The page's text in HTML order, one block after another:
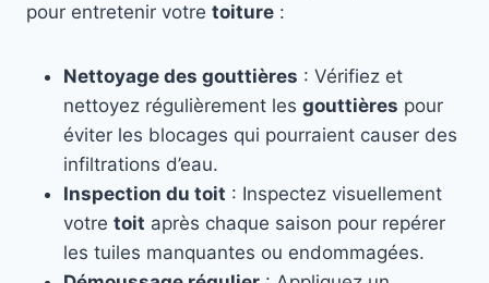
pour entretenir votre toiture :
Nettoyage des gouttières : Vérifiez et
nettoyez régulièrement les gouttières pour
éviter les blocages qui pourraient causer des
infiltrations d’eau.
Inspection du toit : Inspectez visuellement
votre toit après chaque saison pour repérer
les tuiles manquantes ou endommagées.